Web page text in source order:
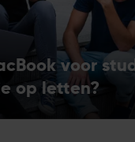
voor
op letten?